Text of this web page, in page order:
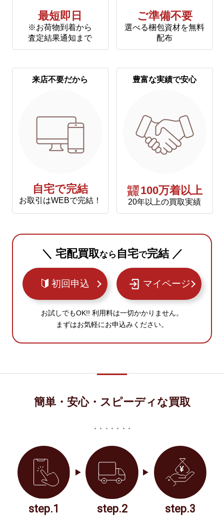
最短即日
※お荷物到着から
査定結果通知まで
ご準備不要
選べる梱包資材を無料
配布
来店不要だから
自宅で完結
お取引はWEBで完結！
豊富な実績で安心
年間
買取 100万着以上
20年以上の買取実績
＼ 宅配買取なら 自宅で完結 ／
初回申込 マイページ
お試しでもOK!! 利用料は一切かかりません。
まずはお気軽にお申込みください。
簡単・安心・スピーディな買取
step.1 step.2 step.3